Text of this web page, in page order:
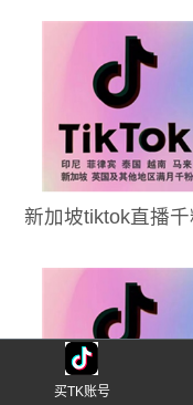
新加坡tiktok直播
买TK账号